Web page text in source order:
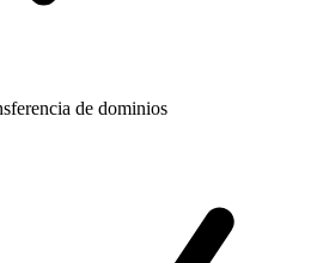
de dominios